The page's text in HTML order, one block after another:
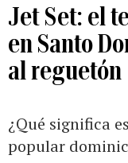
Jet Set: el
en Santo
al reguetón
¿Qué significa
popular